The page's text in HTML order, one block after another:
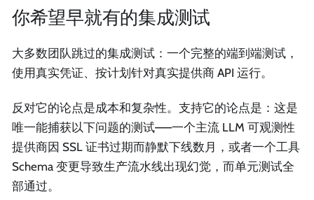
你希望早就有的集成测试
大多数团队跳过的集成测试：一个完整的端到端测试，
使用真实凭证、按计划针对真实提供商 API 运行。
反对它的论点是成本和复杂性。支持它的论点是：这是
唯一能捕获以下问题的测试——一个主流 LLM 可观测性
提供商因 SSL 证书过期而静默下线数月，或者一个工具
Schema 变更导致生产流水线出现幻觉，而单元测试全
部通过。